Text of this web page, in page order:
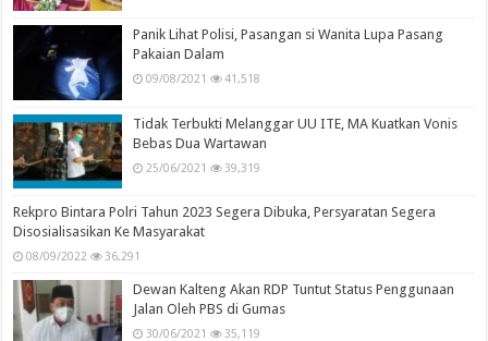
Panik Lihat Polisi, Pasangan si Wanita Lupa Pasang
Pakaian Dalam
09/08/2021 41,518
Tidak Terbukti Melanggar UU ITE, MA Kuatkan Vonis
Bebas Dua Wartawan
25/06/2021 39,319
Rekpro Bintara Polri Tahun 2023 Segera Dibuka, Persyaratan Segera
Disosialisasikan Ke Masyarakat
08/09/2022 36,291
Dewan Kalteng Akan RDP Tuntut Status Penggunaan
Jalan Oleh PBS di Gumas
30/06/2021 35,119